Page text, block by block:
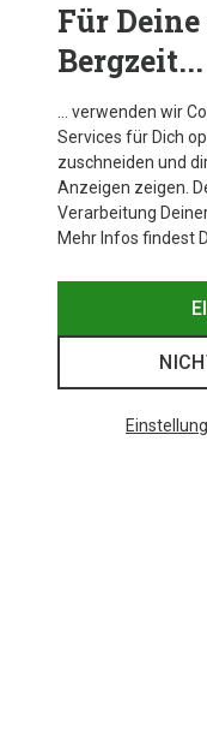
Du sparst 29%
Für
Bergzeit...
… verwenden wir
Services für Dich
zuschneiden und
Anzeigen zeigen.
Verarbeitung
Mehr Infos findest